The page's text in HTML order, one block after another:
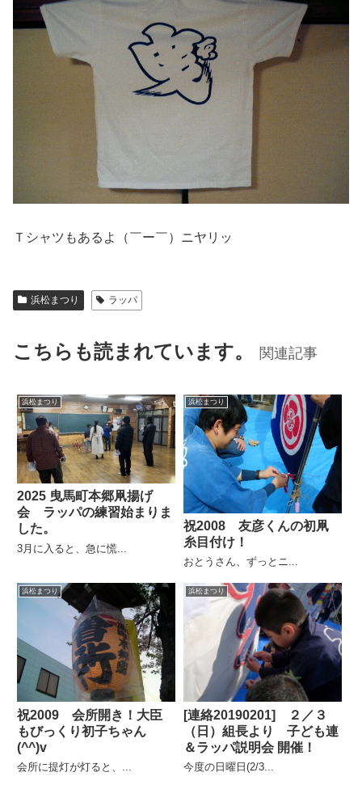
Ｔシャツもあるよ（￣ー￣）ニヤリッ
浜松まつり ラッパ
こちらも読まれています。 関連記事
浜松まつり
2025 曳馬町本郷凧揚げ
会 ラッパの練習始まりま
した。
3月に入ると、急に慌...
浜松まつり
祝2008 友彦くんの初凧
糸目付け！
おとうさん、ずっとニ...
浜松まつり
祝2009 会所開き！大臣
もびっくり初子ちゃん
(^^)v
会所に提灯が灯ると、...
浜松まつり
[連絡20190201] ２／３
（日）組長より 子ども連
＆ラッパ説明会 開催！
今度の日曜日(2/3...